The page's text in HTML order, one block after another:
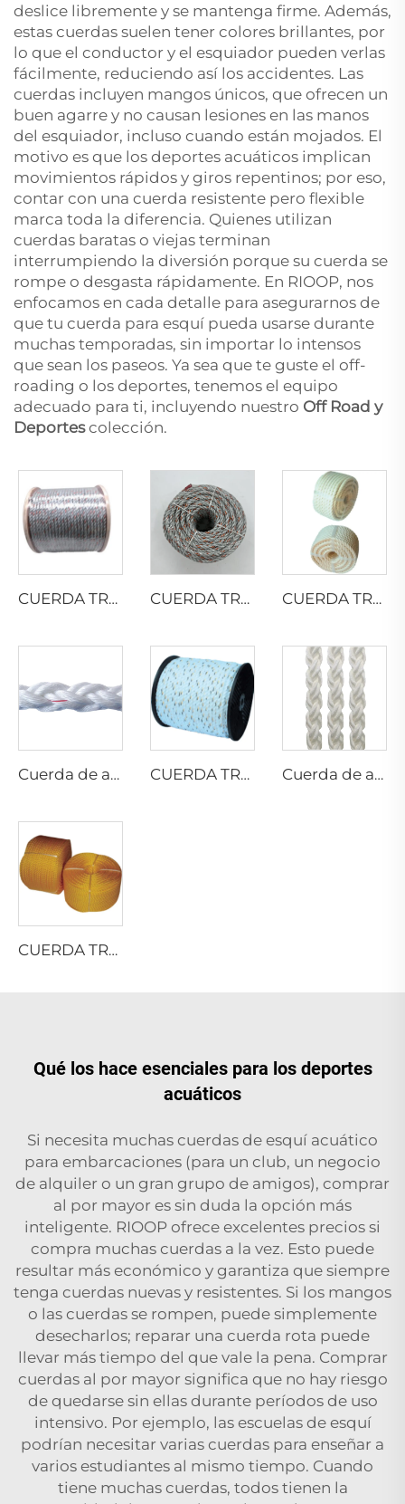
deslice libremente y se mantenga firme. Además,
estas cuerdas suelen tener colores brillantes, por
lo que el conductor y el esquiador pueden verlas
fácilmente, reduciendo así los accidentes. Las
cuerdas incluyen mangos únicos, que ofrecen un
buen agarre y no causan lesiones en las manos
del esquiador, incluso cuando están mojados. El
motivo es que los deportes acuáticos implican
movimientos rápidos y giros repentinos; por eso,
contar con una cuerda resistente pero flexible
marca toda la diferencia. Quienes utilizan
cuerdas baratas o viejas terminan
interrumpiendo la diversión porque su cuerda se
rompe o desgasta rápidamente. En RIOOP, nos
enfocamos en cada detalle para asegurarnos de
que tu cuerda para esquí pueda usarse durante
muchas temporadas, sin importar lo intensos
que sean los paseos. Ya sea que te guste el off-
roading o los deportes, tenemos el equipo
adecuado para ti, incluyendo nuestro Off Road y
Deportescolección.
CUERDA TRENZADA DE PP CON PLOMO CUERDA TRENZADA DE PP CON PLOMO CUERDA TRENZADA DE ALGODÓN
Cuerda de amarre de 8 hilos PP DANLINE CUERDA TRENZADA DE PELÍCULA DIVIDIDA DE PP Cuerda de amarre de 8 hilos de multifilamento PP
CUERDA TRENZADA DE PE
Qué los hace esenciales para los deportes
acuáticos
Si necesita muchas cuerdas de esquí acuático
para embarcaciones (para un club, un negocio
de alquiler o un gran grupo de amigos), comprar
al por mayor es sin duda la opción más
inteligente. RIOOP ofrece excelentes precios si
compra muchas cuerdas a la vez. Esto puede
resultar más económico y garantiza que siempre
tenga cuerdas nuevas y resistentes. Si los mangos
o las cuerdas se rompen, puede simplemente
desecharlos; reparar una cuerda rota puede
llevar más tiempo del que vale la pena. Comprar
cuerdas al por mayor significa que no hay riesgo
de quedarse sin ellas durante períodos de uso
intensivo. Por ejemplo, las escuelas de esquí
podrían necesitar varias cuerdas para enseñar a
varios estudiantes al mismo tiempo. Cuando
tiene muchas cuerdas, todos tienen la